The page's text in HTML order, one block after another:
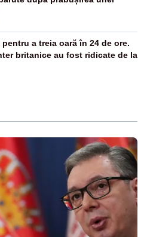
a treia oară în 24 de ore.
britanice au fost ridicate de la